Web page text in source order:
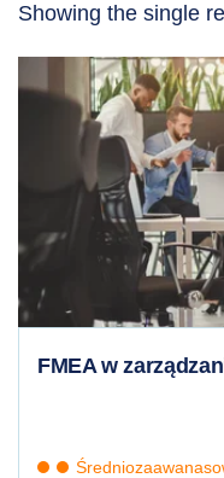
Showing the single
FMEA w